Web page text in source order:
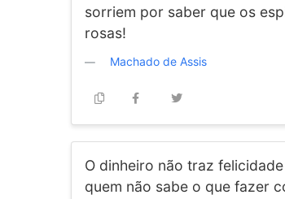
sorriem por saber que os
rosas!
Machado de Assis
O dinheiro não traz
quem não sabe o que fazer